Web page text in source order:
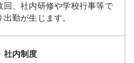
回、社内研修や学校行事等で
勤が生じます。
社内制度